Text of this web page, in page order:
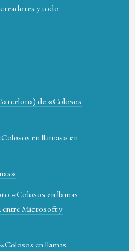
y todo
de «Colosos
en llamas» en
«Colosos en llamas:
entre Microsoft y
en llamas: